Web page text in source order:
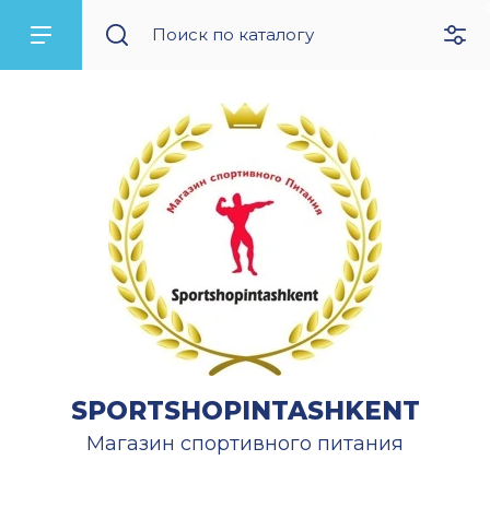
SPORTSHOPINTASHKENT
Магазин спортивного питания